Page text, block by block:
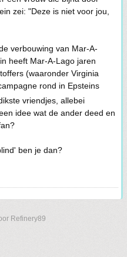
zei: "Deze is niet voor jou,
verbouwing van Mar-A-
heeft Mar-A-Lago jaren
(waaronder Virginia
rond in Epsteins
vriendjes, allebei
idee wat de ander deed en
ben je dan?
Refinery89